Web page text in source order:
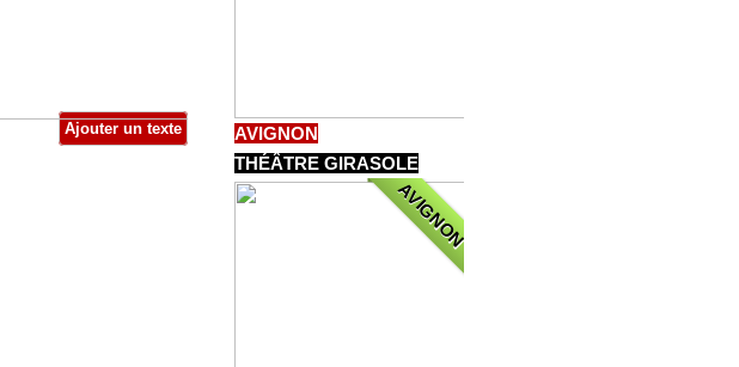
Ajouter un texte
AVIGNON
THÉÂTRE GIRASOLE
AVIGNON